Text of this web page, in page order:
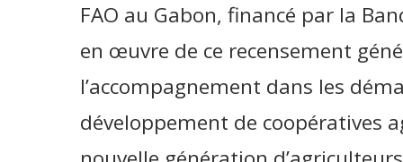
FAO au Gabon, financé par la
en œuvre de ce recensement
l’accompagnement dans les
développement de coopératives